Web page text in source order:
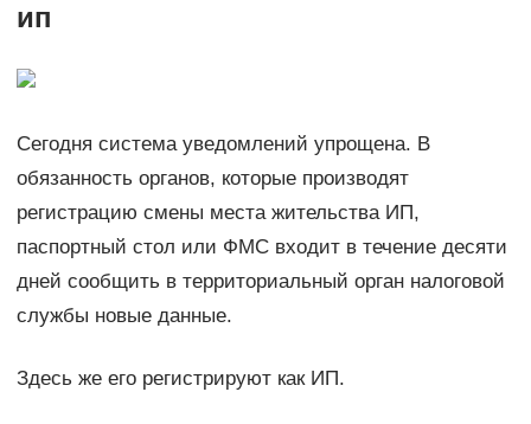
ип
Сегодня система уведомлений упрощена. В
обязанность органов, которые производят
регистрацию смены места жительства ИП,
паспортный стол или ФМС входит в течение десяти
дней сообщить в территориальный орган налоговой
службы новые данные.
Здесь же его регистрируют как ИП.